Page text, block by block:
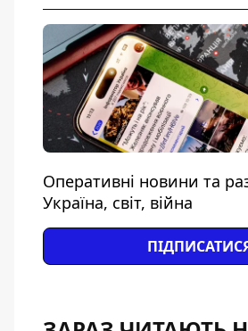
Оперативні новини та
Україна, світ, війна